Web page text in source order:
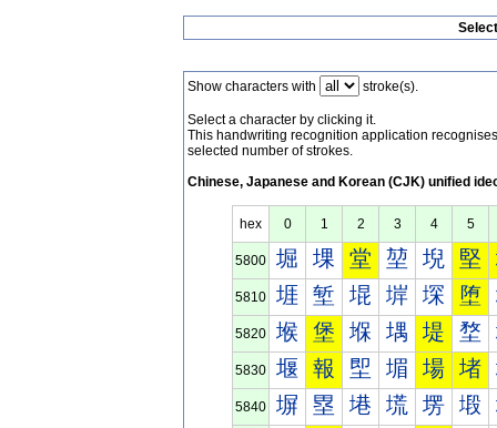
Show characters with stroke(s).
Select a character by clicking it.
This handwriting recognition application
selected number of strokes.
Chinese, Japanese and Korean (CJK) unified
hex 0 1 2 3 4 5
5800 堀 堁 堂 堃 堄 堅
5810 堐 堑 堒 堓 堔 堕
5820 堠 堡 堢 堣 堤 堥
5830 堰 報 堲 堳 場 堵
5840 塀 塁 塂 塃 塄 塅